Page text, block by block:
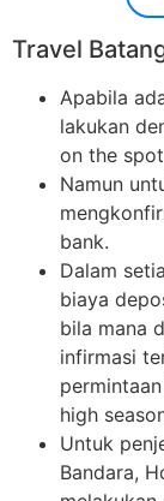
Travel
Apabila
lakukan
on the
Namun
bank.
Dalam
biaya
bila mana
infirmasi
high
Untuk
Bandara,